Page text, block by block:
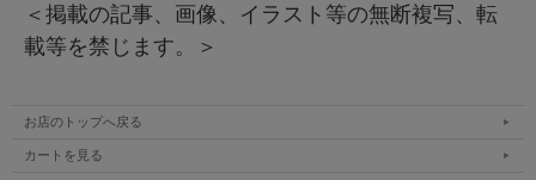
＜掲載の記事、画像、イラスト等の無断複写、転
載等を禁じます。＞
お店のトップへ戻る
カートを見る